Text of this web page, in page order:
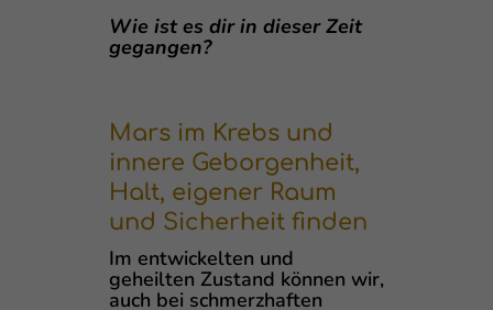
Wie ist es dir in dieser Zeit
gegangen?
Mars im Krebs und
innere Geborgenheit,
Halt, eigener Raum
und Sicherheit finden
Im entwickelten und
geheilten Zustand können wir,
auch bei schmerzhaften